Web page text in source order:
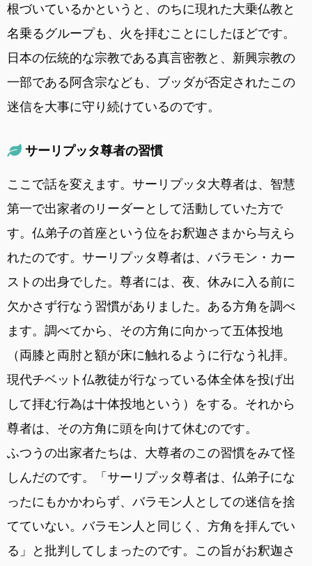
根づいているかというと、のちに現れた大乗仏教と
名乗るグループも、火を拝むことにしたほどです。
日本の伝統的な宗教である真言密教と、新興宗教の
一部である阿含宗なども、ブッダが否定されたこの
迷信を大事に守り続けているのです。
サーリプッタ尊者の習慣
ここで話を変えます。サーリプッタ大尊者は、智慧
第一で出家者のリーダーとして活動していた方で
す。仏弟子の首座という位をお釈迦さまから与えら
れたのです。サーリプッタ尊者は、バラモン・カー
ストの出身でした。尊者には、夜、休みに入る前に
欠かさず行なう習慣がありました。ある方角を調べ
ます。調べてから、その方角に向かって五体投地
（両膝と両肘と額が床に触れるように行なう礼拝。
現代チベット仏教徒が行なっている体全体を投げ出
して拝む行為は十体投地という）をする。それから
尊者は、その方角に頭を向けて休むのです。
ふつうの出家者たちは、大尊者のこの習慣をみて怪
しんだのです。「サーリプッタ尊者は、仏弟子にな
ったにもかかわらず、バラモン人としての迷信を捨
てていない。バラモン人と同じく、方角を拝んでい
る」と批判してしまったのです。この旨がお釈迦さ